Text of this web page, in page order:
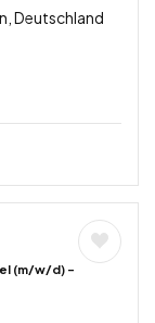
Deutschland
(m/w/d) –